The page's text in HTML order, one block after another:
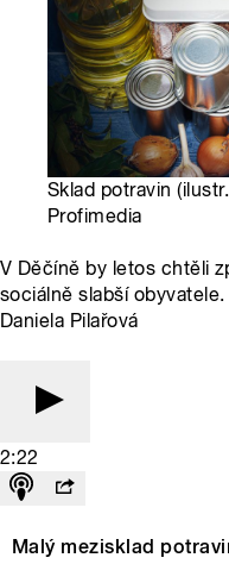
Sklad potravin
Profimedia
V Děčíně by letos chtěli
sociálně slabší
Daniela Pilařová
2:22
Malý mezisklad